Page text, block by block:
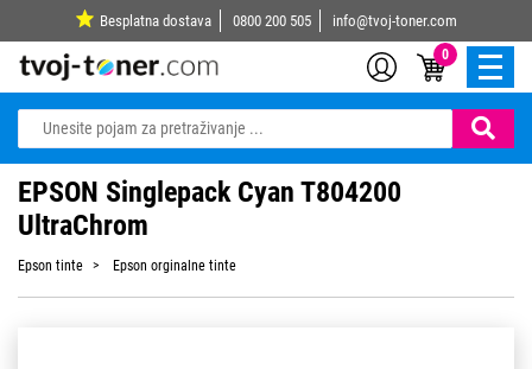
Besplatna dostava 0800 200 505 info@tvoj-toner.com
0
EPSON Singlepack Cyan T804200
UltraChrom
Epson tinte Epson orginalne tinte